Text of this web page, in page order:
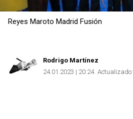
Reyes Maroto Madrid Fusión
Rodrigo Martínez
24.01.2023 | 20:24 Actualizado: